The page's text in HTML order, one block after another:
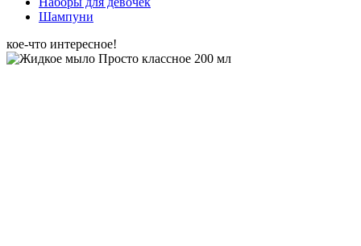
Шампуни
кое-что интересное!